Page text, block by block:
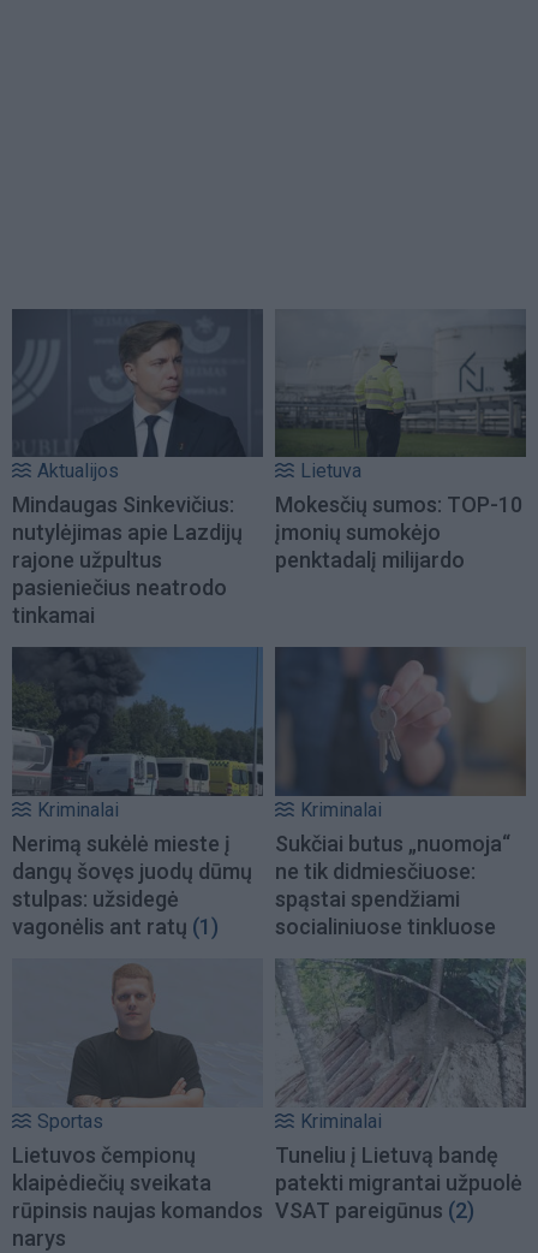
Aktualijos
Mindaugas Sinkevičius:
nutylėjimas apie Lazdijų
rajone užpultus
pasieniečius neatrodo
tinkamai
Lietuva
Mokesčių sumos: TOP-10
įmonių sumokėjo
penktadalį milijardo
Kriminalai
Nerimą sukėlė mieste į
dangų šovęs juodų dūmų
stulpas: užsidegė
vagonėlis ant ratų (1)
Kriminalai
Sukčiai butus „nuomoja“
ne tik didmiesčiuose:
spąstai spendžiami
socialiniuose tinkluose
Sportas
Lietuvos čempionų
klaipėdiečių sveikata
rūpinsis naujas komandos
narys
Kriminalai
Tuneliu į Lietuvą bandę
patekti migrantai užpuolė
VSAT pareigūnus (2)